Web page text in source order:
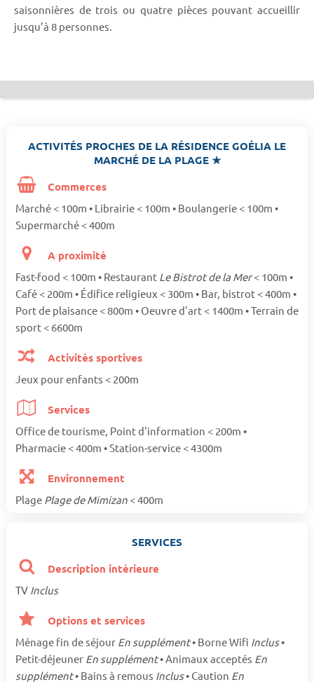
saisonnières de trois ou quatre pièces pouvant accueillir
jusqu’à 8 personnes.
ACTIVITÉS PROCHES DE LA RÉSIDENCE GOÉLIA LE
MARCHÉ DE LA PLAGE ★
Commerces
Marché < 100m • Librairie < 100m • Boulangerie < 100m •
Supermarché < 400m
A proximité
Fast-food < 100m • Restaurant Le Bistrot de la Mer< 100m •
Café < 200m • Édifice religieux < 300m • Bar, bistrot < 400m •
Port de plaisance < 800m • Oeuvre d'art < 1400m • Terrain de
sport < 6600m
Activités sportives
Jeux pour enfants < 200m
Services
Office de tourisme, Point d'information < 200m •
Pharmacie < 400m • Station-service < 4300m
Environnement
Plage Plage de Mimizan < 400m
SERVICES
Description intérieure
TV Inclus
Options et services
Ménage fin de séjour En supplément• Borne Wifi Inclus•
Petit-déjeuner En supplément• Animaux acceptés En
supplément• Bains à remous Inclus• Caution En